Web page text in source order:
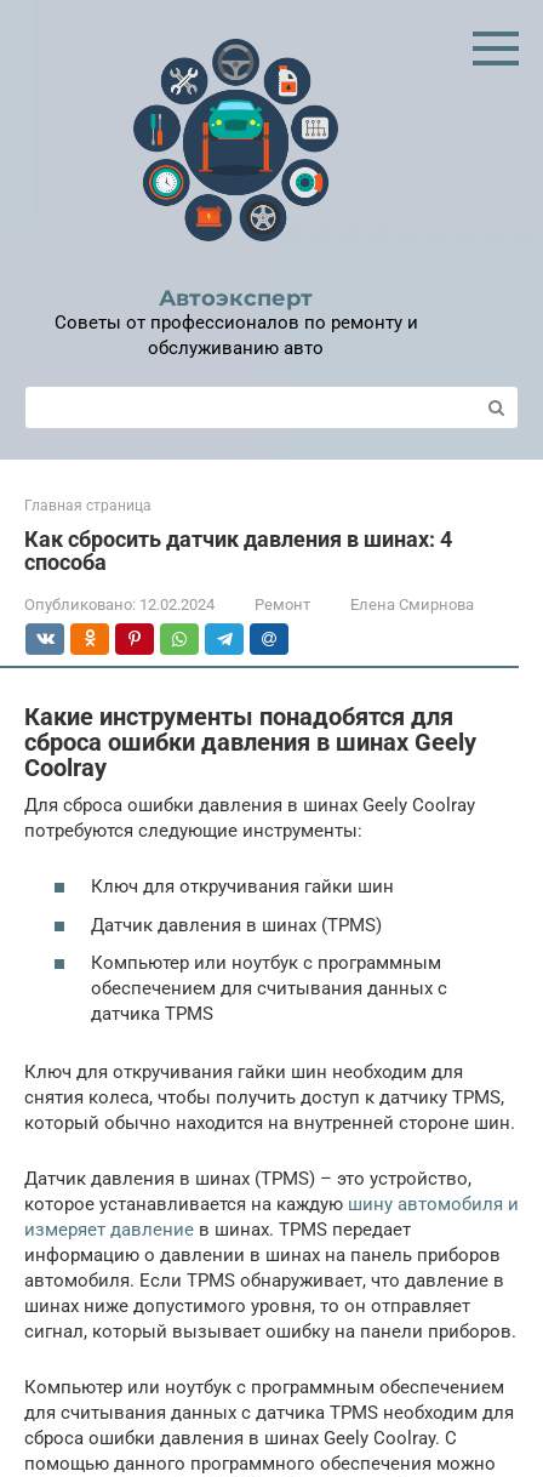
Автоэксперт
Советы от профессионалов по ремонту и
обслуживанию авто
Поиск:
Главная страница
Как сбросить датчик давления в шинах: 4
способа
Опубликовано: 12.02.2024 Ремонт Елена Смирнова
Какие инструменты понадобятся для
сброса ошибки давления в шинах Geely
Coolray
Для сброса ошибки давления в шинах Geely Coolray
потребуются следующие инструменты:
Ключ для откручивания гайки шин
Датчик давления в шинах (TPMS)
Компьютер или ноутбук с программным
обеспечением для считывания данных с
датчика TPMS
Ключ для откручивания гайки шин необходим для
снятия колеса, чтобы получить доступ к датчику TPMS,
который обычно находится на внутренней стороне шин.
Датчик давления в шинах (TPMS) – это устройство,
которое устанавливается на каждую шину автомобиля и
измеряет давление в шинах. TPMS передает
информацию о давлении в шинах на панель приборов
автомобиля. Если TPMS обнаруживает, что давление в
шинах ниже допустимого уровня, то он отправляет
сигнал, который вызывает ошибку на панели приборов.
Компьютер или ноутбук с программным обеспечением
для считывания данных с датчика TPMS необходим для
сброса ошибки давления в шинах Geely Coolray. С
помощью данного программного обеспечения можно